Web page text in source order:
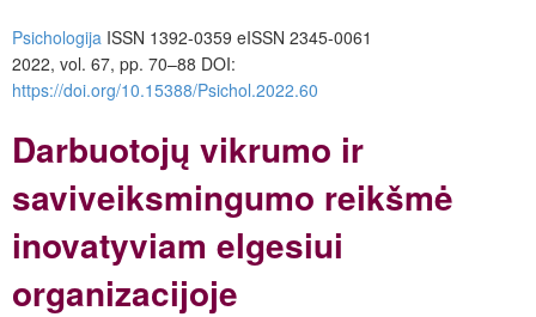
Psichologija ISSN 1392-0359 eISSN 2345-0061
2022, vol. 67, pp. 70–88 DOI:
https://doi.org/10.15388/Psichol.2022.60
Darbuotojų vikrumo ir
saviveiksmingumo reikšmė
inovatyviam elgesiui
organizacijoje